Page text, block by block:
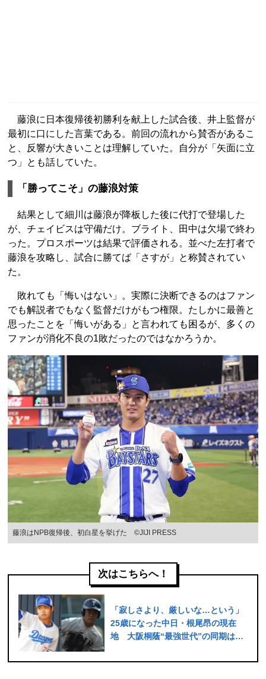
藤浪に日本復帰後初勝利を献上した試合後、井上監督が
最初に口にした言葉である。前回の流れから賛否があるこ
と、反響が大きいことは理解していた。自分が「矢面に立
つ」とも話していた。
「勝ってこそ」の藤浪対策
結果として細川は藤浪が降板した後に代打で登場した
が、チェイビスは守備だけ。ブライト、田中は欠場で終わ
った。プロスポーツは結果で評価される。並べた左打者で
藤浪を攻略し、試合に勝てば「さすが」と称賛されてい
た。
敗れても「悔いはない」。実際に決断できるのはファン
でも解説者でもなく監督だけがもつ権限。たしかに最善と
思ったことを「悔いがある」と言われても困るが、多くの
ファンが消化不良の1敗だったのではなかろうか。
藤浪はNPB復帰後、初白星を挙げた ©JIJI PRESS
次はこちらへ！
「寂しさより、厳しいな…という」
25歳になった中日・根尾昂の現在
地 大阪桐蔭“最強世代”の同期は戦
ないです」